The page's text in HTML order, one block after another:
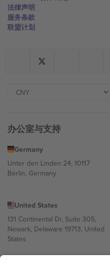
法律声明
服务条款
联盟计划
办公室与支持
Germany
Unter den Linden 24, 10117
Berlin, Germany
United States
131 Continental Dr, Suite 305,
Newark, Delaware 19713, United
States